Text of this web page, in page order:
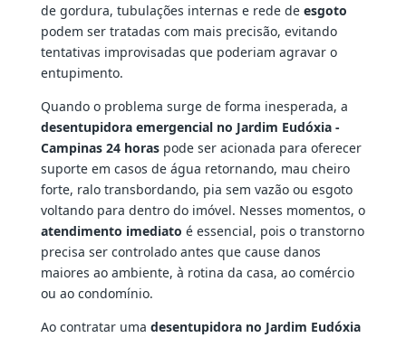
de gordura, tubulações internas e rede de esgoto
podem ser tratadas com mais precisão, evitando
tentativas improvisadas que poderiam agravar o
entupimento.
Quando o problema surge de forma inesperada, a
desentupidora emergencial no Jardim Eudóxia -
Campinas 24 horaspode ser acionada para oferecer
suporte em casos de água retornando, mau cheiro
forte, ralo transbordando, pia sem vazão ou esgoto
voltando para dentro do imóvel. Nesses momentos, o
atendimento imediato é essencial, pois o transtorno
precisa ser controlado antes que cause danos
maiores ao ambiente, à rotina da casa, ao comércio
ou ao condomínio.
Ao contratar uma desentupidora no Jardim Eudóxia